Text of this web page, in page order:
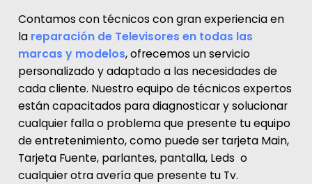
Contamos con técnicos con gran experiencia en
la reparación de Televisores en todas las
marcas y modelos, ofrecemos un servicio
personalizado y adaptado a las necesidades de
cada cliente. Nuestro equipo de técnicos expertos
están capacitados para diagnosticar y solucionar
cualquier falla o problema que presente tu equipo
de entretenimiento, como puede ser tarjeta Main,
Tarjeta Fuente, parlantes, pantalla, Leds o
cualquier otra avería que presente tu Tv.